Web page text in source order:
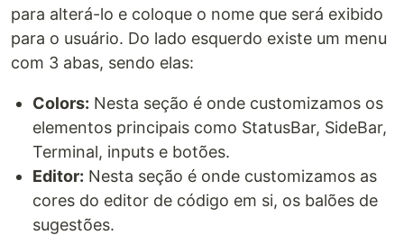
para alterá-lo e coloque o nome que será exibido
para o usuário. Do lado esquerdo existe um menu
com 3 abas, sendo elas:
Colors: Nesta seção é onde customizamos os
elementos principais como StatusBar, SideBar,
Terminal, inputs e botões.
Editor: Nesta seção é onde customizamos as
cores do editor de código em si, os balões de
sugestões.